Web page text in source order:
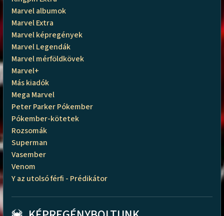
Marvel albumok
Marvel Extra
Marvel képregények
Marvel Legendák
Marvel mérföldkövek
Marvel+
Más kiadók
Mega Marvel
Peter Parker Pókember
Pókember-kötetek
Rozsomák
Superman
Vasember
Venom
Y az utolsó férfi - Prédikátor